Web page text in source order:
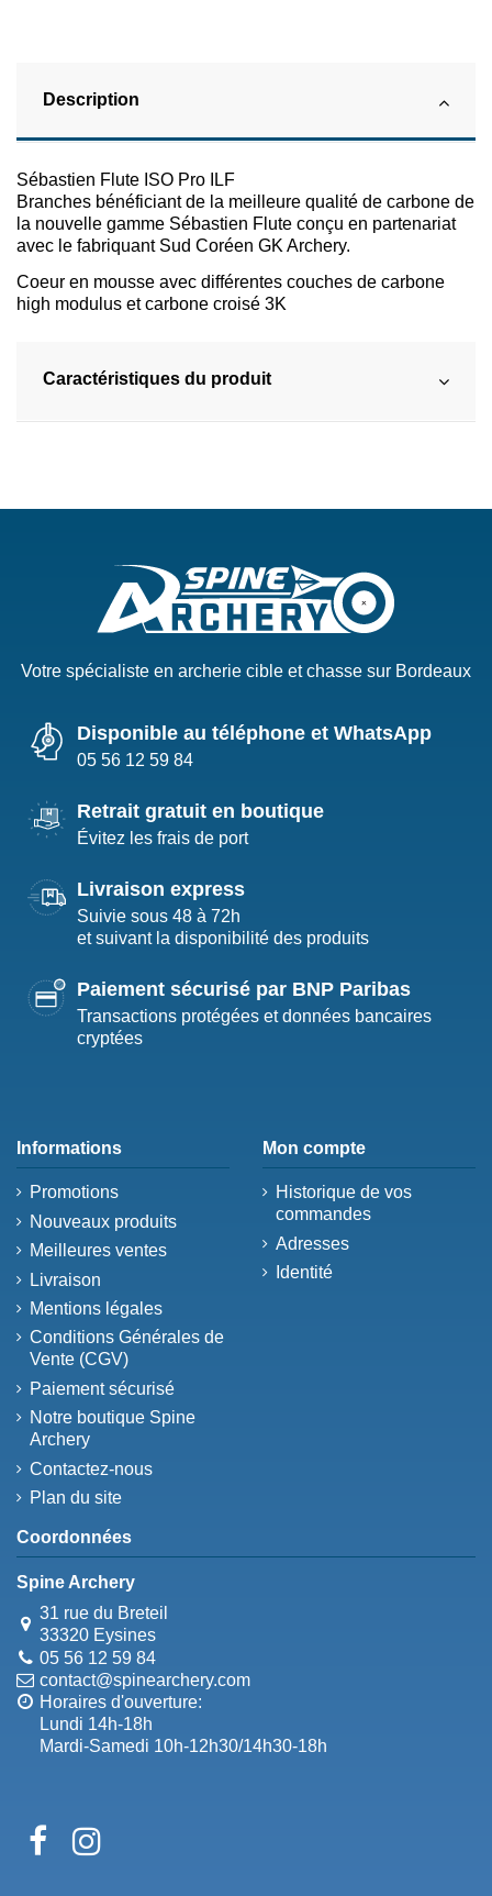
Description
Sébastien Flute ISO Pro ILF
Branches bénéficiant de la meilleure qualité de carbone de
la nouvelle gamme Sébastien Flute conçu en partenariat
avec le fabriquant Sud Coréen GK Archery.
Coeur en mousse avec différentes couches de carbone
high modulus et carbone croisé 3K
Caractéristiques du produit
Votre spécialiste en archerie cible et chasse sur Bordeaux
Disponible au téléphone et WhatsApp
05 56 12 59 84
Retrait gratuit en boutique
Évitez les frais de port
Livraison express
Suivie sous 48 à 72h
et suivant la disponibilité des produits
Paiement sécurisé par BNP Paribas
Transactions protégées et données bancaires
cryptées
Informations
Promotions
Nouveaux produits
Meilleures ventes
Livraison
Mentions légales
Conditions Générales de
Vente (CGV)
Paiement sécurisé
Notre boutique Spine
Archery
Contactez-nous
Plan du site
Mon compte
Historique de vos
commandes
Adresses
Identité
Coordonnées
Spine Archery
31 rue du Breteil
33320 Eysines
05 56 12 59 84
contact@spinearchery.com
Horaires d'ouverture:
Lundi 14h-18h
Mardi-Samedi 10h-12h30/14h30-18h